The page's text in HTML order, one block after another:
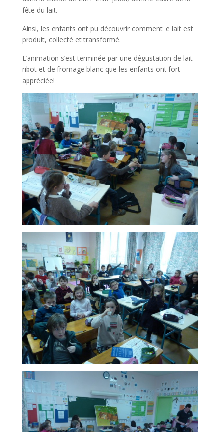
fête du lait.
Ainsi, les enfants ont pu découvrir comment le lait est
produit, collecté et transformé.
L’animation s’est terminée par une dégustation de lait
ribot et de fromage blanc que les enfants ont fort
appréciée!